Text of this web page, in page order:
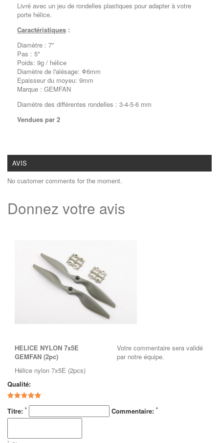
Livré avec un jeu de rondelles plastiques pour adapter à votre
porte hélice.
Caractéristiques :
Diamètre : 7"
Pas : 5"
Poids: 9g / hélice
Diamètre de l'alésage: Φ6mm
Epaisseur du moyeu: 9mm
Marque : GEMFAN
Diamètre des différentes rondelles : 3-4-5-6 mm
Vendues par 2
AVIS
No customer comments for the moment.
Donnez votre avis
HELICE NYLON 7x5E
GEMFAN (2pc)
Hélice nylon 7x5E (2pcs)
Votre commentaire sera validé
par notre équipe.
Qualité:
Titre: * Commentaire: *